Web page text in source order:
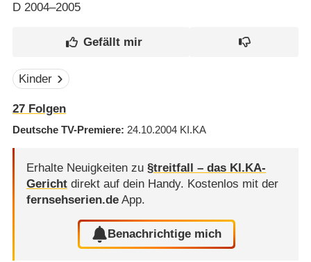
D2004–2005
Kinder
27Folgen
Deutsche TV-Premiere 24.10.2004 KI.KA
Erhalte Neuigkeiten zu §treitfall – das KI.KA-
Gerichtdirekt auf dein Handy. Kostenlos mit der
fernsehserien.deApp.
Benachrichtige mich